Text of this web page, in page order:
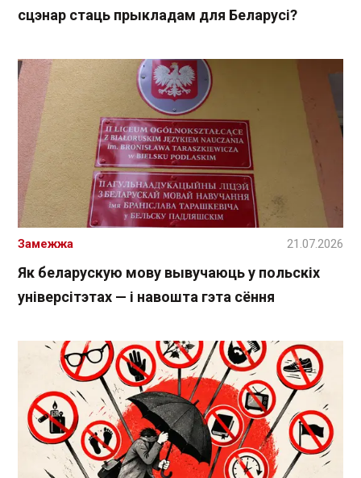
сцэнар стаць прыкладам для Беларусі?
Як беларускую мову вывучаюць у польскіх
універсітэтах — і навошта гэта сёння
Замежжа 21.07.2026